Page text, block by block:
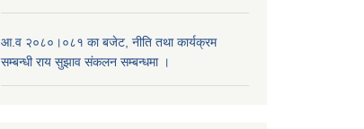
आ.व २०८०।०८१ का बजेट, नीति तथा कार्यक्रम
सम्बन्धी राय सुझाव संकलन सम्बन्धमा ।